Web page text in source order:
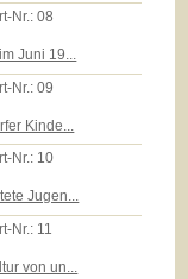
Nr.:08
Juni 19...
Nr.:09
Kinde...
Nr.: 10
Jugen...
Nr.: 11
von un...